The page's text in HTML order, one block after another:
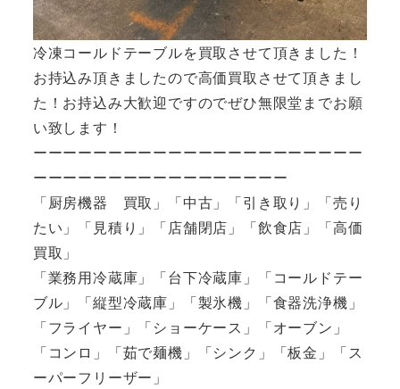
冷凍コールドテーブルを買取させて頂きました！
お持込み頂きましたので高価買取させて頂きまし
た！お持込み大歓迎ですのでぜひ無限堂までお願
い致します！
ーーーーーーーーーーーーーーーーーーーーーー
ーーーーーーーーーーーーーーーーー
「厨房機器 買取」「中古」「引き取り」「売り
たい」「見積り」「店舗閉店」「飲食店」「高価
買取」
「業務用冷蔵庫」「台下冷蔵庫」「コールドテー
ブル」「縦型冷蔵庫」「製氷機」「食器洗浄機」
「フライヤー」「ショーケース」「オーブン」
「コンロ」「茹で麺機」「シンク」「板金」「ス
ーパーフリーザー」